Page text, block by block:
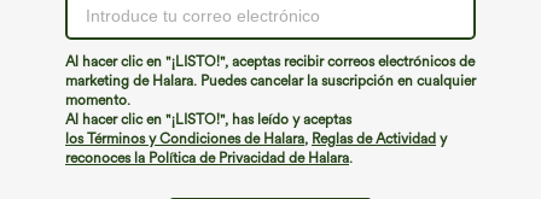
Al hacer clic en "¡LISTO!", aceptas recibir correos electrónicos de
marketing de Halara. Puedes cancelar la suscripción en cualquier
momento.
Al hacer clic en "¡LISTO!", has leído y aceptas
los Términos y Condiciones de Halara, Reglas de Actividad y
reconoces la Política de Privacidad de Halara.